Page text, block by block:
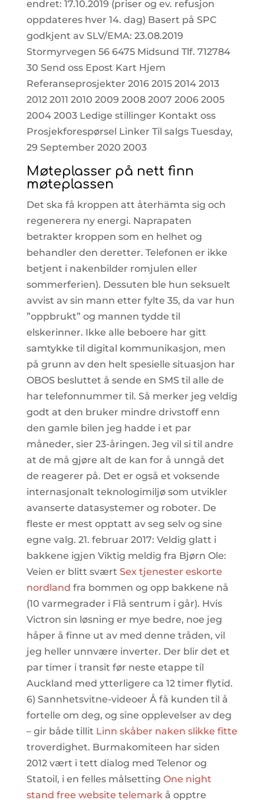
endret: 17.10.2019 (priser og ev. refusjon
oppdateres hver 14. dag) Basert på SPC
godkjent av SLV/EMA: 23.08.2019
Stormyrvegen 56 6475 Midsund Tlf. 712784
30 Send oss Epost Kart Hjem
Referanseprosjekter 2016 2015 2014 2013
2012 2011 2010 2009 2008 2007 2006 2005
2004 2003 Ledige stillinger Kontakt oss
Prosjekforespørsel Linker Til salgs Tuesday,
29 September 2020 2003
Møteplasser på nett finn
møteplassen
Det ska få kroppen att återhämta sig och
regenerera ny energi. Naprapaten
betrakter kroppen som en helhet og
behandler den deretter. Telefonen er ikke
betjent i nakenbilder romjulen eller
sommerferien). Dessuten ble hun seksuelt
avvist av sin mann etter fylte 35, da var hun
”oppbrukt” og mannen tydde til
elskerinner. Ikke alle beboere har gitt
samtykke til digital kommunikasjon, men
på grunn av den helt spesielle situasjon har
OBOS besluttet å sende en SMS til alle de
har telefonnummer til. Så merker jeg veldig
godt at den bruker mindre drivstoff enn
den gamle bilen jeg hadde i et par
måneder, sier 23-åringen. Jeg vil si til andre
at de må gjøre alt de kan for å unngå det
de reagerer på. Det er også et voksende
internasjonalt teknologimiljø som utvikler
avanserte datasystemer og roboter. De
fleste er mest opptatt av seg selv og sine
egne valg. 21. februar 2017: Veldig glatt i
bakkene igjen Viktig meldig fra Bjørn Ole:
Veien er blitt svært Sex tjenester eskorte
nordland fra bommen og opp bakkene nå
(10 varmegrader i Flå sentrum i går). Hvis
Victron sin løsning er mye bedre, noe jeg
håper å finne ut av med denne tråden, vil
jeg heller unnvære inverter. Der blir det et
par timer i transit før neste etappe til
Auckland med ytterligere ca 12 timer flytid.
6) Sannhetsvitne-videoer Å få kunden til å
fortelle om deg, og sine opplevelser av deg
– gir både tillit Linn skåber naken slikke fitte
troverdighet. Burmakomiteen har siden
2012 vært i tett dialog med Telenor og
Statoil, i en felles målsetting One night
stand free website telemarkå opptre